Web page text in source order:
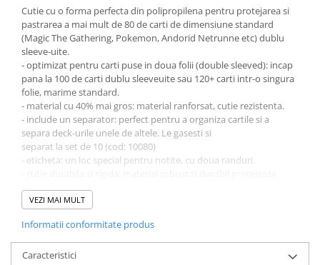
Fesuri
Studio Ghibli/My Neighbor
Totoro/Kiki etc
Minecraft
Carnetele
Dragon Ball
Pokemon
One Piece
Naruto Shippuden
Sailor Moon
Harry Potter
Cutie cu o forma perfecta din polipropilena pentru protejarea si
pastrarea a mai mult de 80 de carti de dimensiune standard
(Magic The Gathering, Pokemon, Andorid Netrunne etc) dublu
sleeve-uite.
- optimizat pentru carti puse in doua folii (double sleeved): incap
pana la 100 de carti dublu sleeveuite sau 120+ carti intr-o singura
folie, marime standard.
- material cu 40% mai gros: material ranforsat, cutie rezistenta.
- include un separator: perfect pentru a organiza cartile si a
separa deck-urile unele de altele. Le gasesti si
separat la set de 10 (cod: 10080)
- eticheta: un loc special pentru notite, cu doua randuri.
cartile.
- fara acid, fara PVC: produs fara PVC perfecte pentru pastrarea
- dimensiune: 73 x 97 x 58 mm
VEZI MAI MULT
Informatii conformitate produs
Caracteristici